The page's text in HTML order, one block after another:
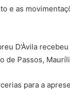
e as
D’Àvila
de Passos,
para a